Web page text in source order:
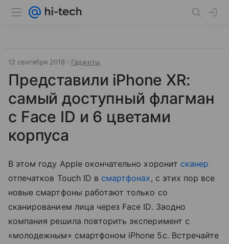
12 сентября 2018 Гаджеты
Представили iPhone XR:
самый доступный флагман
с Face ID и 6 цветами
корпуса
В этом году Apple окончательно хоронит сканер
отпечатков Touch ID в смартфонах, с этих пор все
новые смартфоны работают только со
сканированием лица через Face ID. Заодно
компания решила повторить эксперимент с
«молодежным» смартфоном iPhone 5c. Встречайте